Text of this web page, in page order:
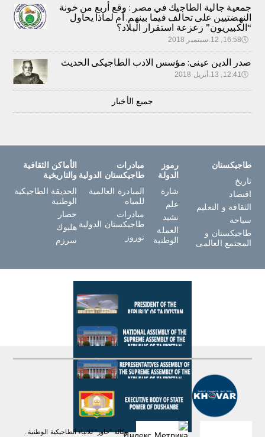
جمعية جالية الطاجيك في مصر : وقع أربع من خونة
النهضتيين على تحالف فيما بينهم. أم لماذا يحاول
“الكبيريون” زعزعة استقرار البلاد؟
🕔16:58, 12.سبتمبر 2018
صدر الدين عينى: مؤسس الادب الطاجيكى الحديث
🕔12:41, 13.أبريل 2018
جميع الأخبار
طاجيكستان
تاريخ
اقتصاد
الثقافة و التعليم
سياحة
طاجيكستان و
المجتمع العالمى
رموز
الدولة
شارة
علم
نشيد
العملة
الوطنية
مبادرات
طاجيكستان الدولية
المبادرة العالمية
للمياه
مبادرات
طاجيكستان الدولية
نوروز
الأماكن الثقافية
والتاريخية
الحديقة الطاجيكية
الوطنية
حصار
هلبوك
سرزم
وكالة "خاور" للانباء الطاجيكية الوطنية .